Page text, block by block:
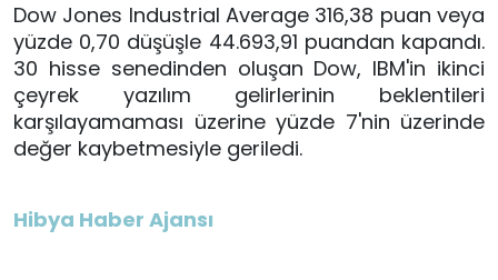
Dow Jones Industrial Average 316,38 puan veya
yüzde 0,70 düşüşle 44.693,91 puandan kapandı.
30 hisse senedinden oluşan Dow, IBM'in ikinci
çeyrek yazılım gelirlerinin beklentileri
karşılayamaması üzerine yüzde 7'nin üzerinde
değer kaybetmesiyle geriledi.
Hibya Haber Ajansı